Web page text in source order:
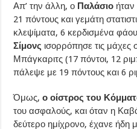
Απ’ την άλλη, ο Παλάσιο
21 πόντους και γεμάτη
κλεψίματα, 6 κερδισμένα
Σίμονς ισορρόπησε τις μάχες
Μπάγκαριτς (17 πόντοι, 12
πάλεψε με 19 πόντους και 6
Όμως,ο οίστρος του
του ασφαλούς, και όταν η
δεύτερο ημίχρονο, έχανε ήδη